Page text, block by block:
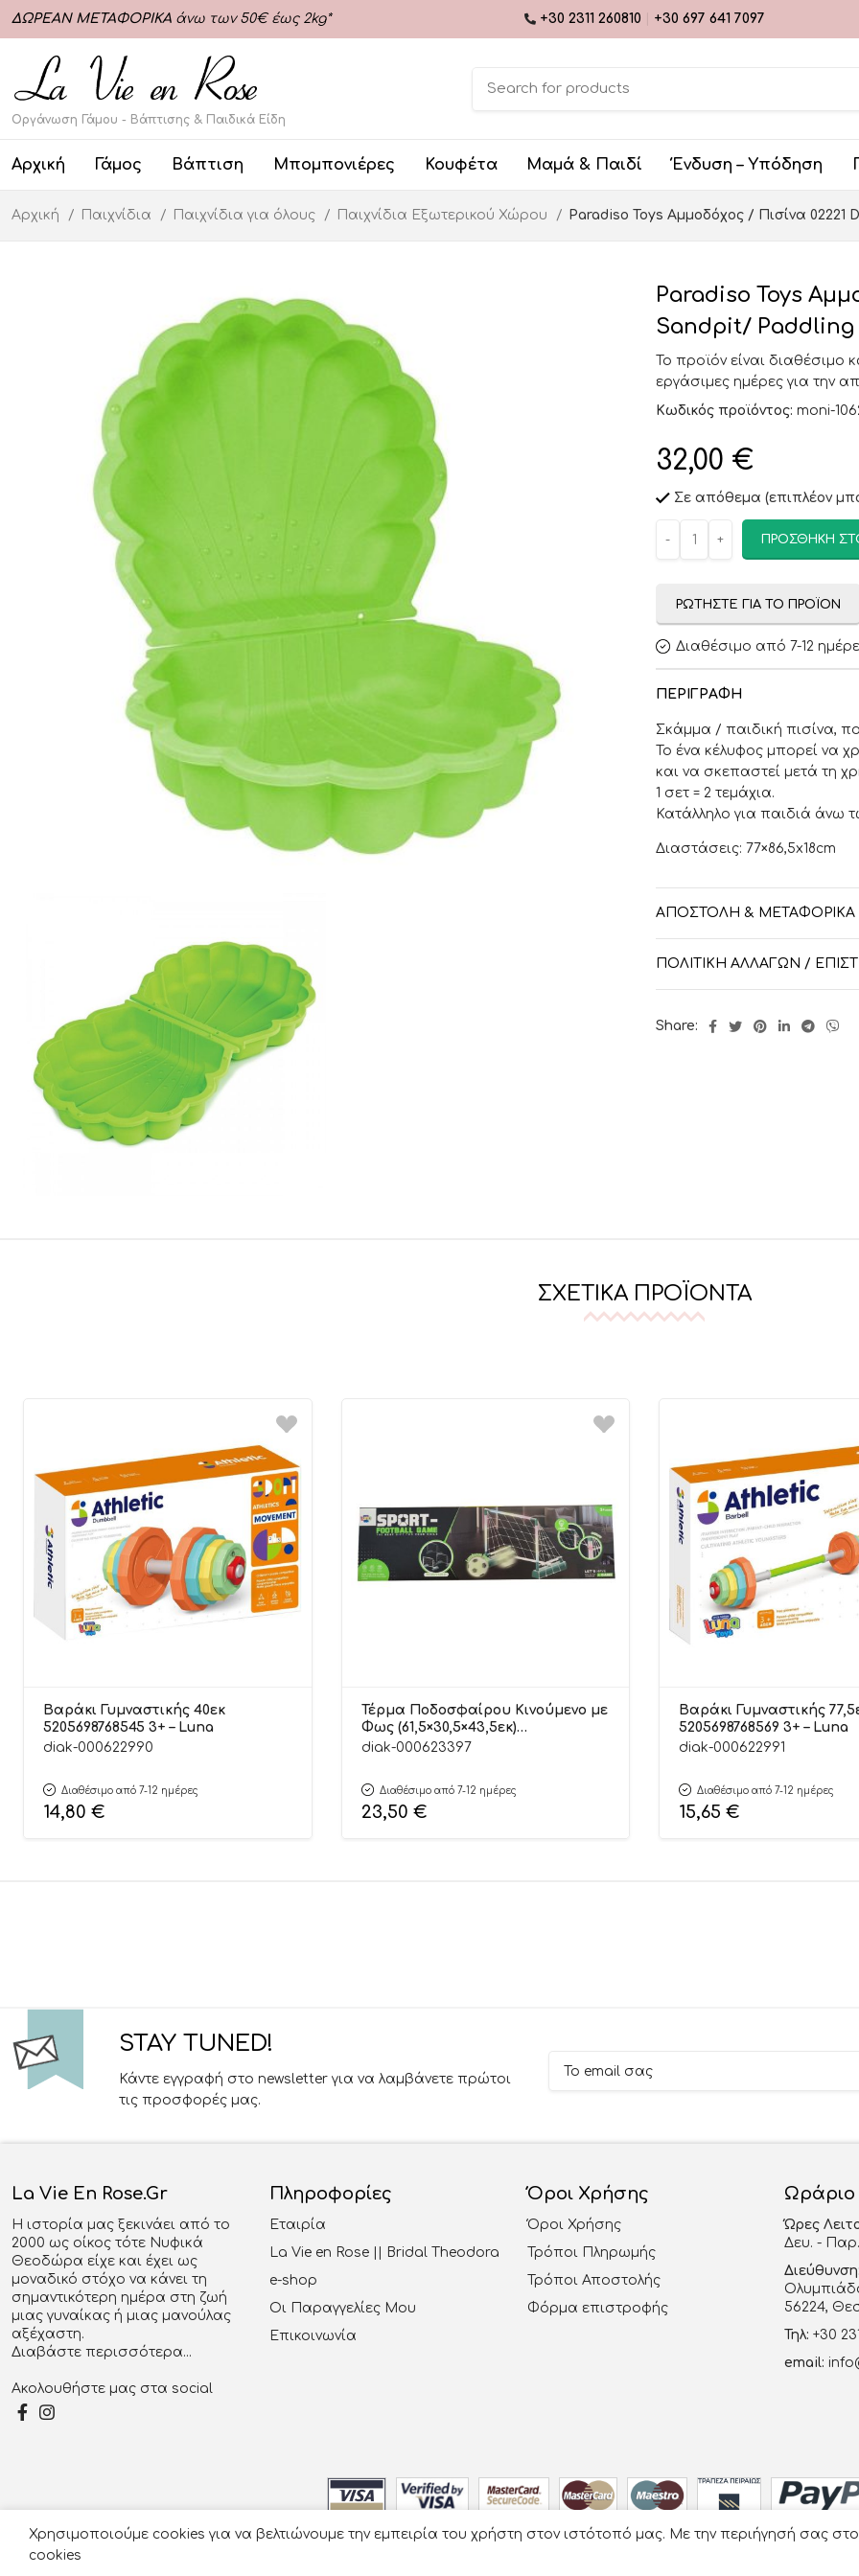
ΔΩΡΕΑΝ ΜΕΤΑΦΟΡΙΚΑ άνω των 50€ έως 2kg* +30 2311 260810 +30 697 641 7097
Οργάνωση Γάμου - Βάπτισης & Παιδικά Είδη
Αρχική Γάμος Βάπτιση Μπομπονιέρες Κουφέτα Μαμά & Παιδί Ένδυση – Υπόδηση
Αρχική Παιχνίδια Παιχνίδια για όλους Παιχνίδια Εξωτερικού Χώρου Paradiso Toys Αμμοδόχος / Πισίνα 02221
Paradiso Toys
Sandpit/ Paddling
Το προϊόν είναι διαθέσιμο
εργάσιμες ημέρες για την
Κωδικός προϊόντος: moni-
32,00 €
Σε απόθεμα (επιπλέον
ΠΡΟΣΘΉΚΗ
ΡΩΤΉΣΤΕ ΓΙΑ ΤΟ ΠΡΟΪΌΝ
Διαθέσιμο από 7-12
ΠΕΡΙΓΡΑΦΉ
Σκάμμα / παιδική πισίνα,
Το ένα κέλυφος μπορεί να
και να σκεπαστεί μετά τη
1 σετ = 2 τεμάχια.
Κατάλληλο για παιδιά άνω
Διαστάσεις: 77×86,5x18cm
ΑΠΟΣΤΟΛΉ & ΜΕΤΑΦΟΡΙΚΆ
ΠΟΛΙΤΙΚΉ ΑΛΛΑΓΏΝ /
Share:
ΣΧΕΤΙΚΆ ΠΡΟΪΌΝΤΑ
Βαράκι Γυμναστικής 40εκ
5205698768545 3+ – Luna
diak-000622990
Διαθέσιμο από 7-12 ημέρες
14,80 €
Τέρμα Ποδοσφαίρου Κινούμενο με
Φως (61,5×30,5×43,5εκ)
5205698831867 3+ – Luna
diak-000623397
Διαθέσιμο από 7-12 ημέρες
23,50 €
Βαράκι Γυμναστικής
5205698768569 3+ – Luna
diak-000622991
Διαθέσιμο από 7-12 ημέρες
15,65 €
STAY TUNED!
Κάντε εγγραφή στο newsletter για να λαμβάνετε πρώτοι
τις προσφορές μας.
La Vie En Rose.gr
Η ιστορία μας ξεκινάει από το
2000 ως οίκος τότε Νυφικά
Θεοδώρα είχε και έχει ως
μοναδικό στόχο να κάνει τη
σημαντικότερη ημέρα στη ζωή
μιας γυναίκας ή μιας μανούλας
αξέχαστη.
Διαβάστε περισσότερα...
Ακολουθήστε μας στα social
Πληροφορίες
Εταιρία
La Vie en Rose || Bridal Theodora
e-shop
Οι Παραγγελίες Μου
Επικοινωνία
Όροι Χρήσης
Όροι Χρήσης
Τρόποι Πληρωμής
Τρόποι Αποστολής
Φόρμα επιστροφής
Ωράριο
Ώρες
Δευ. - Παρ.
Διεύθυνση:
56224,
Τηλ: +30
email:
Χρησιμοποιούμε cookies για να βελτιώνουμε την εμπειρία του χρήστη στον ιστότοπό μας. Με την περιήγησή σας
cookies